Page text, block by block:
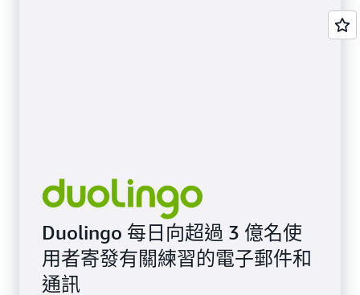
Duolingo 每日向超過 3 億名使
用者寄發有關練習的電子郵件和
通訊